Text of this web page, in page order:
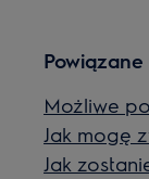
Możliwe
Jak mogę
Jak